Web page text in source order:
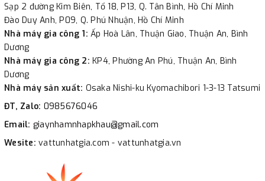
Sạp 2 đường Kim Biên, Tổ 18, P13, Q. Tân Bình, Hồ Chí Minh
Đào Duy Anh, P09, Q. Phú Nhuận, Hồ Chí Minh
Nhà máy gia công 1: Ấp Hoà Lân, Thuận Giao, Thuận An, Bình
Dương
Nhà máy gia công 2: KP4, Phường An Phú, Thuận An, Bình
Dương
Nhà máy sản xuất: Osaka Nishi-ku Kyomachibori 1-3-13 Tatsumi
ĐT, Zalo: 0985676046
Email: giaynhamnhapkhau@gmail.com
Wesite: vattunhatgia.com - vattunhatgia.vn